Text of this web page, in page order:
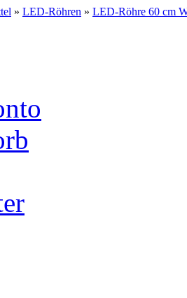
» LED-Röhren » LED-Röhre 60 cm